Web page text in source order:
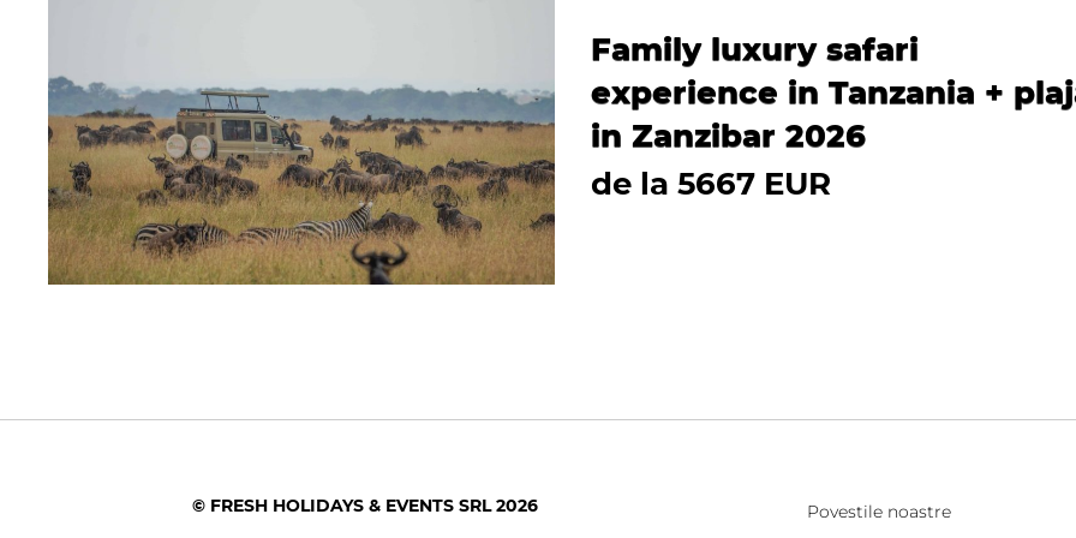
Family luxury safari
experience in Tanzania +
in Zanzibar 2026
de la 5667 EUR
© FRESH HOLIDAYS & EVENTS SRL 2026 Povestile noastre